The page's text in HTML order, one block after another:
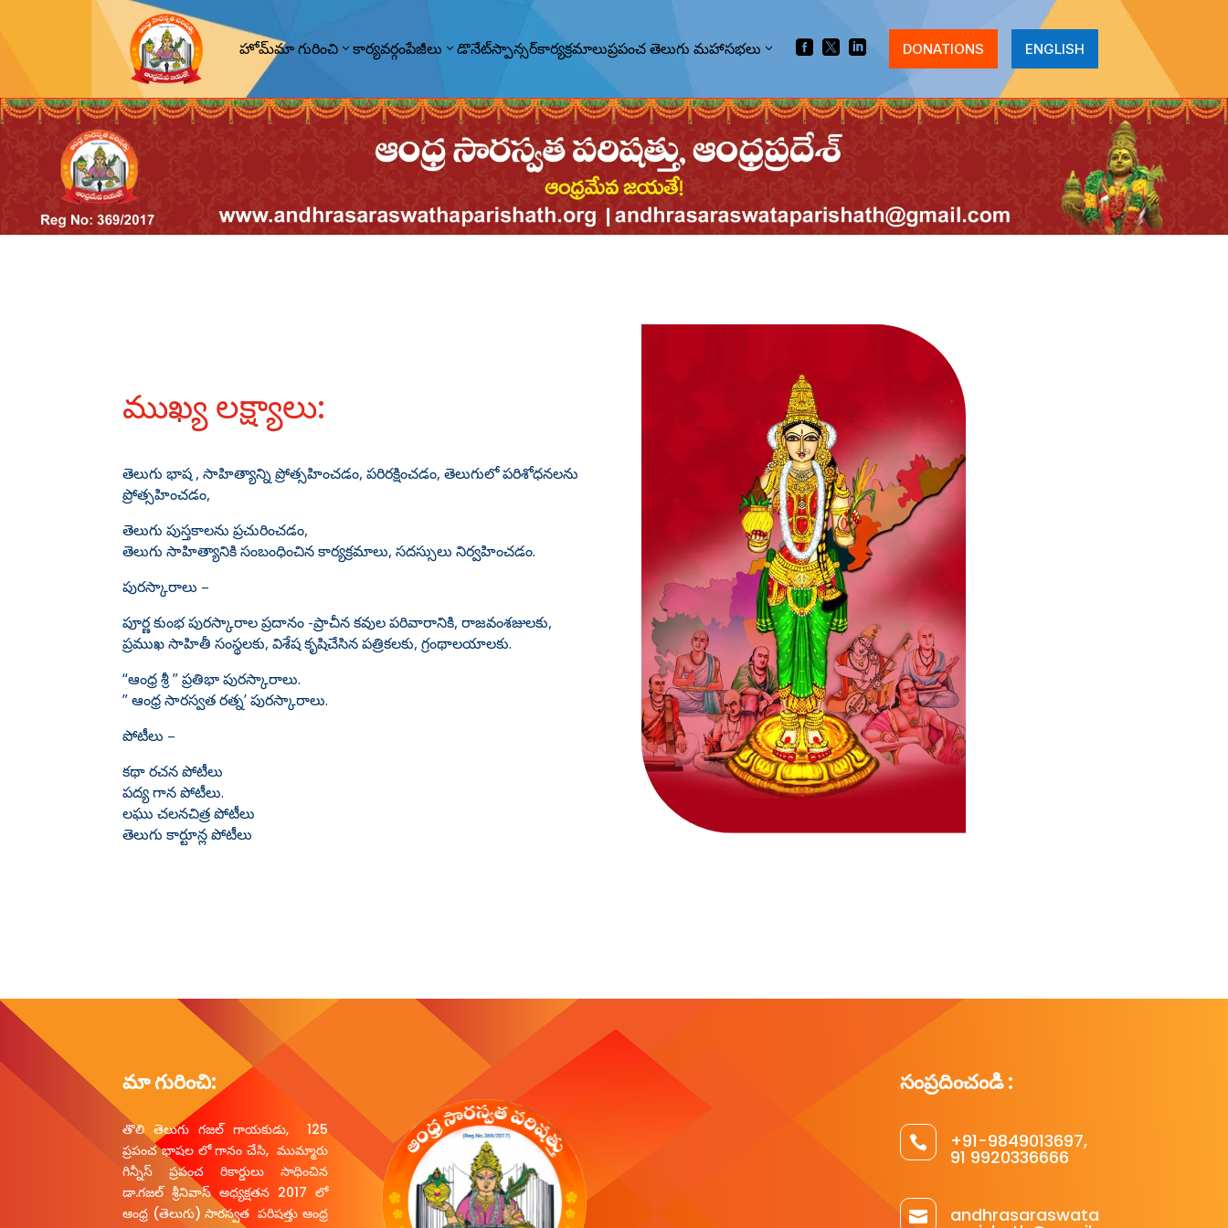
హోమ్మా గురించి కార్యవర్గంపేజీలు డొనేట్స్పాన్సర్కార్యక్రమాలుప్రపంచ తెలుగు మహాసభలు    DONATIONS ENGLISH
ముఖ్య లక్ష్యాలు:
తెలుగు భాష , సాహిత్యాన్ని ప్రోత్సహించడం, పరిరక్షించడం, తెలుగులో పరిశోధనలను
ప్రోత్సహించడం,
తెలుగు పుస్తకాలను ప్రచురించడం,
తెలుగు సాహిత్యానికి సంబంధించిన కార్యక్రమాలు, సదస్సులు నిర్వహించడం.
పురస్కారాలు –
పూర్ణ కుంభ పురస్కారాల ప్రదానం -ప్రాచీన కవుల పరివారానికి, రాజవంశజులకు,
ప్రముఖ సాహితీ సంస్థలకు, విశేష కృషిచేసిన పత్రికలకు, గ్రంథాలయాలకు.
“ఆంధ్ర శ్రీ ” ప్రతిభా పురస్కారాలు.
” ఆంధ్ర సారస్వత రత్న’ పురస్కారాలు.
పోటీలు –
కథా రచన పోటీలు
పద్య గాన పోటీలు.
లఘు చలనచిత్ర పోటీలు
తెలుగు కార్టూన్ల పోటీలు
మా గురించి:
తొలి తెలుగు గజల్ గాయకుడు, 125
ప్రపంచ భాషల లో గానం చేసి, ముమ్మారు
గిన్నీస్ ప్రపంచ రికార్డులు సాధించిన
డా.గజల్ శ్రీనివాస్ అధ్యక్షతన 2017 లో
ఆంధ్ర (తెలుగు) సారస్వత పరిషత్తు ఆంధ్ర
సంప్రదించండి :
 +91-9849013697,
91 9920336666
 andhrasaraswata